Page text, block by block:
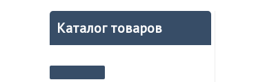
Каталог товаров